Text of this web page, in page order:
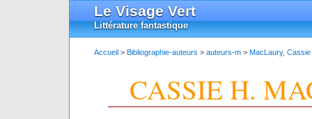
Le Visage Vert
Littérature fantastique
Accueil > Bibliographie-auteurs > auteurs-m > MacLaury, Cassie
CASSIE H.